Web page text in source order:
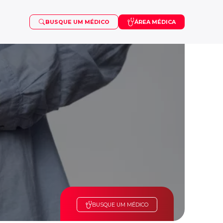
PUBERDADE PRECOCE
VISCOSSUPLEMENTAÇÃO
BUSQUE UM MÉDICO ÁREA MÉDICA
BUSQUE UM MÉDICO